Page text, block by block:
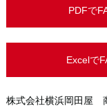
PDFで
Excelで
株式会社横浜岡田屋